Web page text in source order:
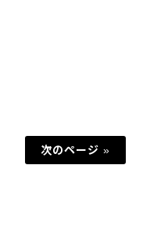
次のページ »